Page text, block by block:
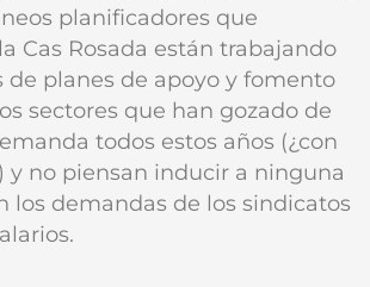
planificadores que
Cas Rosada están trabajando
de planes de apoyo y fomento
sectores que han gozado de
todos estos años (¿con
y no piensan inducir a ninguna
los demandas de los sindicatos